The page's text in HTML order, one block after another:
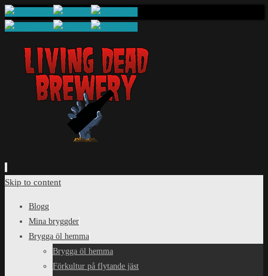
Skip to content
Blogg
Mina bryggder
Brygga öl hemma
Brygga öl hemma
Förkultur på flytande jäst